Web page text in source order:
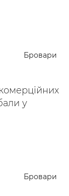
Бровари
у
Бровари